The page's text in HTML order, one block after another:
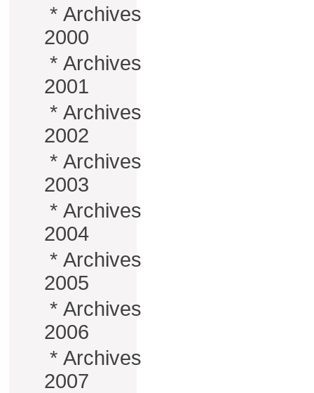
* Archives
2000
* Archives
2001
* Archives
2002
* Archives
2003
* Archives
2004
* Archives
2005
* Archives
2006
* Archives
2007